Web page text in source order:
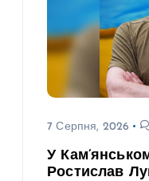
7 Серпня, 2026
У
Ростислав